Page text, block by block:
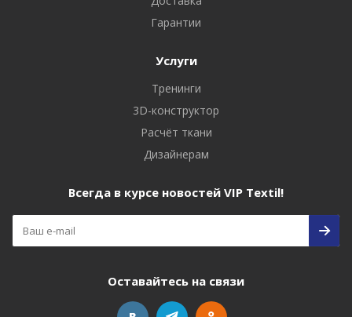
Гарантии
Услуги
Тренинги
3D-конструктор
Расчёт ткани
Дизайнерам
Всегда в курсе новостей VIP Textil!
Оставайтесь на связи